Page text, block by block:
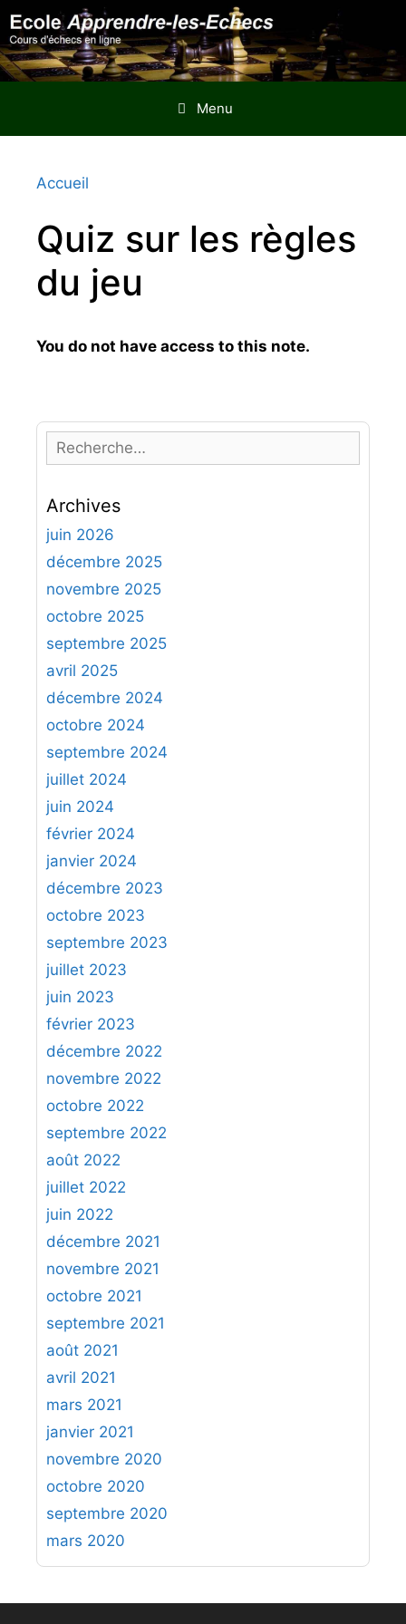
Aller
au
contenu
Menu
Accueil
Quiz sur les règles
du jeu
You do not have access to this note.
e
h
e
r
h
e
r
:
Archives
juin 2026
décembre 2025
novembre 2025
octobre 2025
septembre 2025
avril 2025
décembre 2024
octobre 2024
septembre 2024
juillet 2024
juin 2024
février 2024
janvier 2024
décembre 2023
octobre 2023
septembre 2023
juillet 2023
juin 2023
février 2023
décembre 2022
novembre 2022
octobre 2022
septembre 2022
août 2022
juillet 2022
juin 2022
décembre 2021
novembre 2021
octobre 2021
septembre 2021
août 2021
avril 2021
mars 2021
janvier 2021
novembre 2020
octobre 2020
septembre 2020
mars 2020